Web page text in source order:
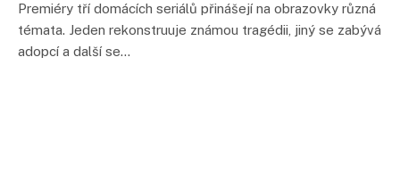
Premiéry tří domácích seriálů přinášejí na obrazovky různá
témata. Jeden rekonstruuje známou tragédii, jiný se zabývá
adopcí a další se…